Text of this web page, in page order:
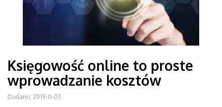
Księgowość online to proste
wprowadzanie kosztów
Dodano: 2019-11-03